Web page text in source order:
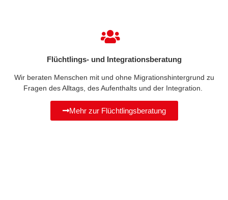
Flüchtlings- und Integrationsberatung
Wir beraten Menschen mit und ohne Migrationshintergrund zu
Fragen des Alltags, des Aufenthalts und der Integration.
Mehr zur Flüchtlingsberatung